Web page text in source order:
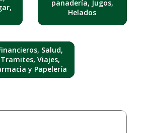
panadería, Jugos,
Helados
Salud,
Tramites, Viajes,
y Papelería